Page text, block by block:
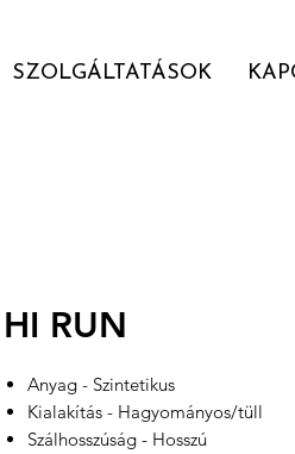
SZOLGÁLTATÁSOK
HI RUN
Anyag - Szintetikus
Kialakítás - Hagyományos/tüll
Szálhosszúság - Hosszú